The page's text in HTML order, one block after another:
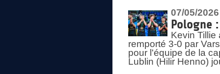
07/05/2026
Pologne
Kevin Tillie
remporté 3-0 par
pour l'équipe de la
Lublin (Hilir Henno)